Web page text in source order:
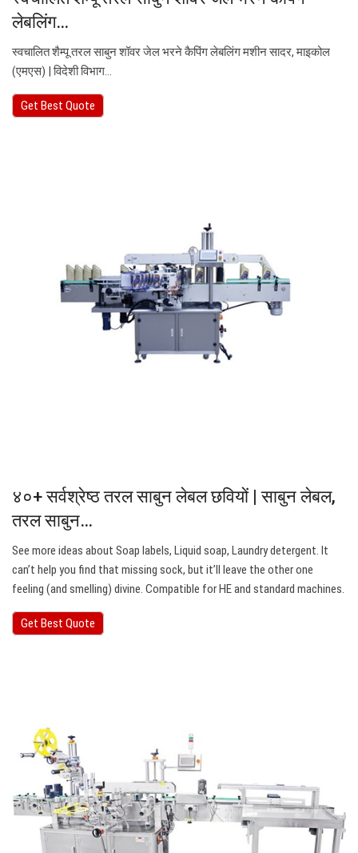
लेबलिंग…
स्वचालित शैम्पू तरल साबुन शॉवर जेल भरने कैपिंग लेबलिंग मशीन सादर, माइकोल
(एमएस) | विदेशी विभाग…
Get Best Quote
४०+ सर्वश्रेष्ठ तरल साबुन लेबल छवियों | साबुन लेबल,
तरल साबुन…
See more ideas about Soap labels, Liquid soap, Laundry detergent. It
can’t help you find that missing sock, but it’ll leave the other one
feeling (and smelling) divine. Compatible for HE and standard machines.
Get Best Quote